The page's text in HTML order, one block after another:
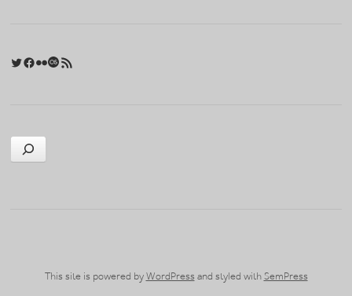
Twitter
Facebook
FlickrLast.fm
검색
This site is powered by WordPress and styled with SemPress